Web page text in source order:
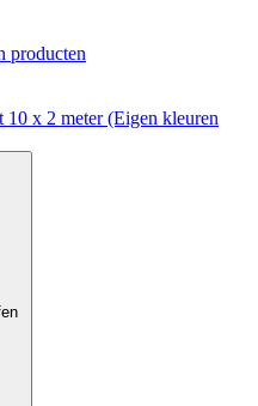
producten
10 x 2 meter (Eigen kleuren